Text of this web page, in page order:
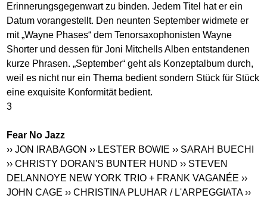
Erinnerungsgegenwart zu binden. Jedem Titel hat er ein
Datum vorangestellt. Den neunten September widmete er
mit „Wayne Phases“ dem Tenorsaxophonisten Wayne
Shorter und dessen für Joni Mitchells Alben entstandenen
kurze Phrasen. „September“ geht als Konzeptalbum durch,
weil es nicht nur ein Thema bedient sondern Stück für Stück
eine exquisite Konformität bedient.
3
Fear No Jazz
›› JON IRABAGON ›› LESTER BOWIE ›› SARAH BUECHI
›› CHRISTY DORAN'S BUNTER HUND ›› STEVEN
DELANNOYE NEW YORK TRIO + FRANK VAGANÉE ››
JOHN CAGE ›› CHRISTINA PLUHAR / L'ARPEGGIATA ››